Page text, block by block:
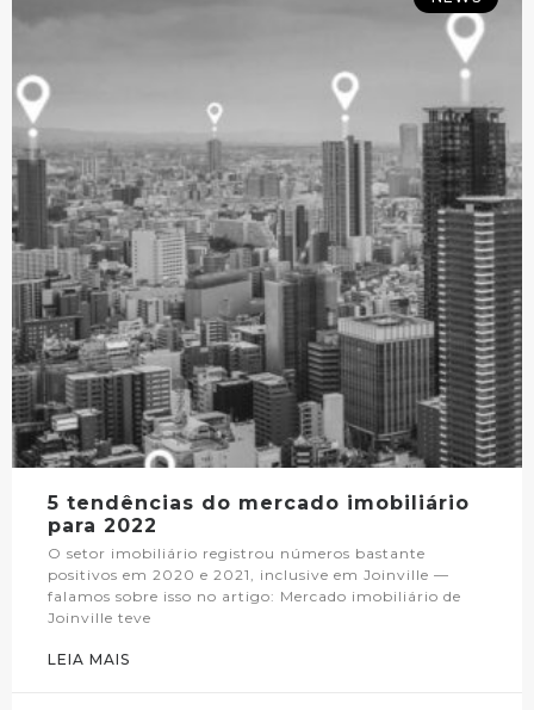
5 tendências do mercado imobiliário
para 2022
O setor imobiliário registrou números bastante
positivos em 2020 e 2021, inclusive em Joinville —
falamos sobre isso no artigo: Mercado imobiliário de
Joinville teve
LEIA MAIS